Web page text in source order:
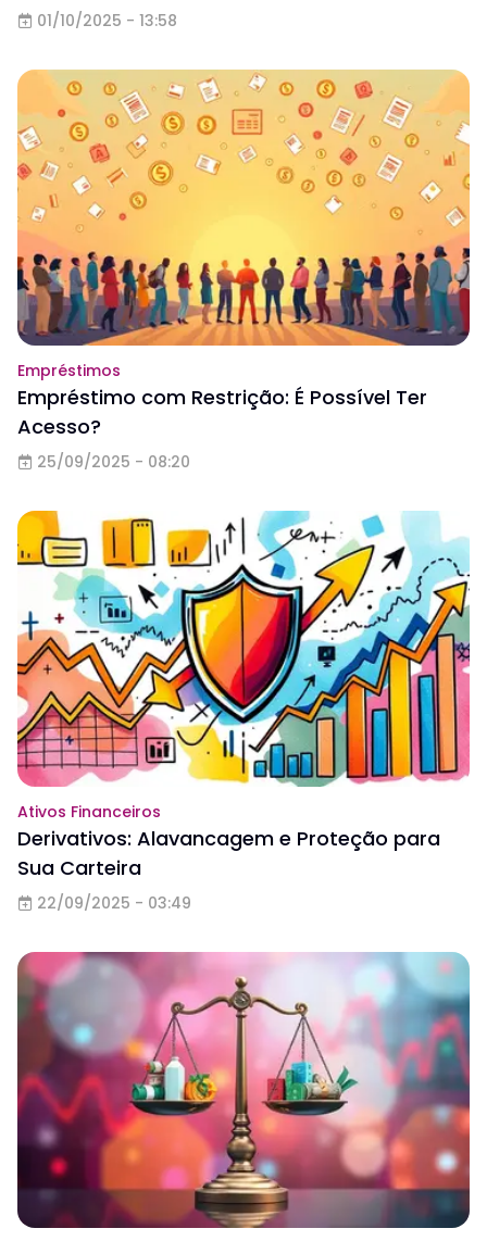
01/10/2025 - 13:58
Empréstimos
Empréstimo com Restrição: É Possível Ter
Acesso?
25/09/2025 - 08:20
Ativos Financeiros
Derivativos: Alavancagem e Proteção para
Sua Carteira
22/09/2025 - 03:49